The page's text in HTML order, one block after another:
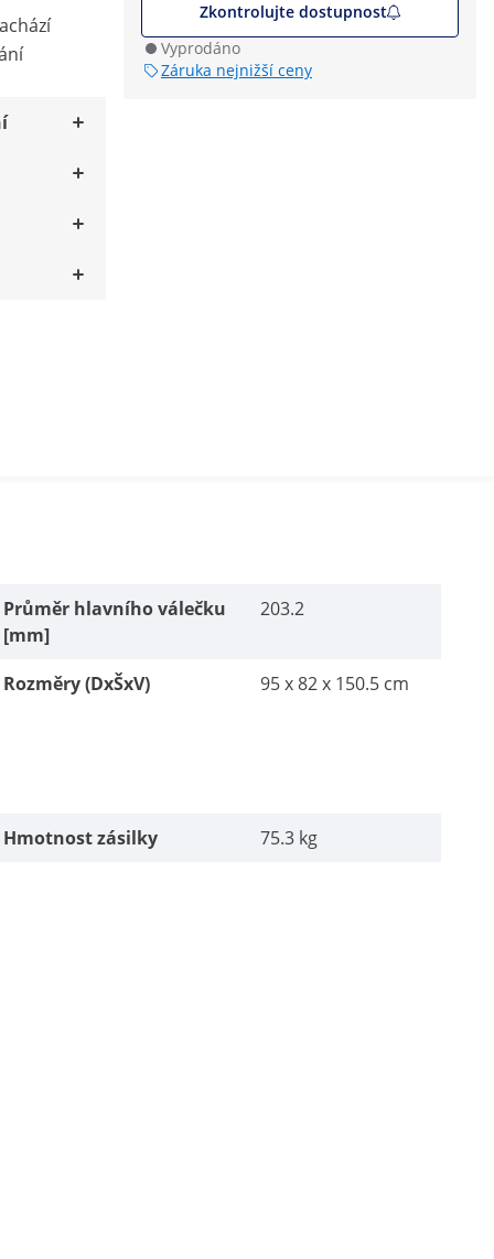
Zkontrolujte dostupnost
Vyprodáno
Záruka nejnižší ceny
Průměr hlavního válečku
[mm]
203.2
Rozměry (DxŠxV) 95 x 82 x 150.5 cm
Hmotnost zásilky 75.3 kg